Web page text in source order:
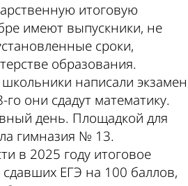
итоговую
имеют выпускники, не
сроки,
образования.
написали экзамен
го они сдадут математику.
день. Площадкой для
гимназия № 13.
в 2025 году итоговое
ЕГЭ на 100 баллов,